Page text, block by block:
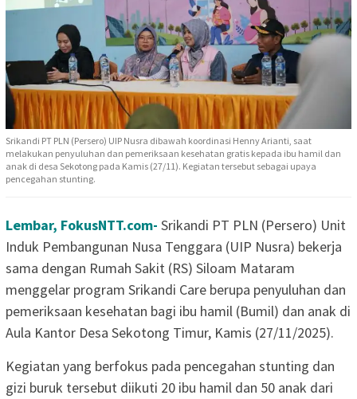
Srikandi PT PLN (Persero) UIP Nusra dibawah koordinasi Henny Arianti, saat
melakukan penyuluhan dan pemeriksaan kesehatan gratis kepada ibu hamil dan
anak di desa Sekotong pada Kamis (27/11). Kegiatan tersebut sebagai upaya
pencegahan stunting.
Lembar, FokusNTT.com- Srikandi PT PLN (Persero) Unit
Induk Pembangunan Nusa Tenggara (UIP Nusra) bekerja
sama dengan Rumah Sakit (RS) Siloam Mataram
menggelar program Srikandi Care berupa penyuluhan dan
pemeriksaan kesehatan bagi ibu hamil (Bumil) dan anak di
Aula Kantor Desa Sekotong Timur, Kamis (27/11/2025).
Kegiatan yang berfokus pada pencegahan stunting dan
gizi buruk tersebut diikuti 20 ibu hamil dan 50 anak dari